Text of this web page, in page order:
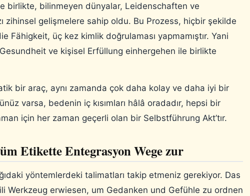
birlikte, bilinmeyen dünyalar, Leidenschaften ve
zihinsel gelişmelere sahip oldu. Bu Prozess, hiçbir şekilde
Fähigkeit, üç kez kimlik doğrulaması yapmamıştır. Yani
ve kişisel Erfüllung einhergehen ile birlikte
bir araç, aynı zamanda çok daha kolay ve daha iyi bir
varsa, bedenin iç kısımları hâlâ oradadır, hepsi bir
için her zaman geçerli olan bir Selbstführung Akt’tır.
Etikette Entegrasyon Wege zur
yöntemlerdeki talimatları takip etmeniz gerekiyor. Das
Werkzeug erwiesen, um Gedanken und Gefühle zu ordnen